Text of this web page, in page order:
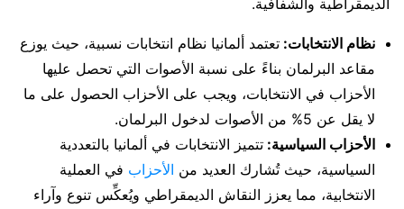
نظام الانتخابات: تعتمد ألمانيا نظام انتخابات نسبية، حيث يوزع
مقاعد البرلمان بناءً على نسبة الأصوات التي تحصل عليها
الأحزاب في الانتخابات، ويجب على الأحزاب الحصول على ما
لا يقل عن 5% من الأصوات لدخول البرلمان.
الأحزاب السياسية: تتميز الانتخابات في ألمانيا بالتعددية
السياسية، حيث تُشارك العديد من الأحزاب في العملية
الانتخابية، مما يعزز النقاش الديمقراطي ويُعكِّس تنوع وآراء